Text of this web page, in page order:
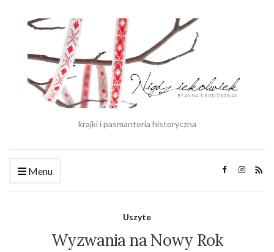
krajki i pasmanteria historyczna
Menu
Uszyte
Wyzwania na Nowy Rok